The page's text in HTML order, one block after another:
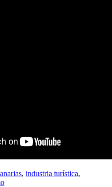
, industria turística,